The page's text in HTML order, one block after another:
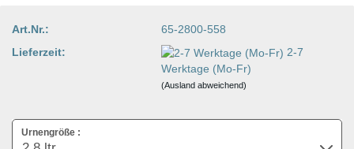
Art.Nr.:
65-2800-558
Lieferzeit:
2-7
Werktage (Mo-Fr)
(Ausland abweichend)
Urnengröße :